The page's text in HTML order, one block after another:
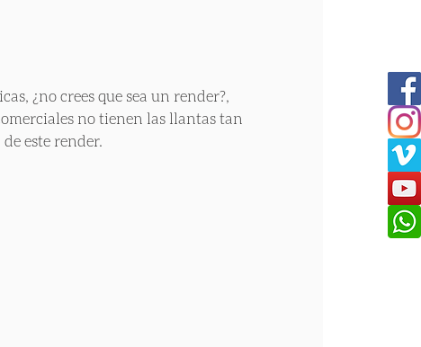
¿no crees que sea un render?,
no tienen las llantas tan
este render.